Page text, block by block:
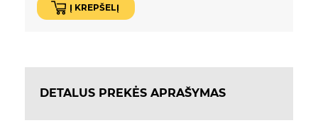
Į KREPŠELĮ
DETALUS PREKĖS APRAŠYMAS